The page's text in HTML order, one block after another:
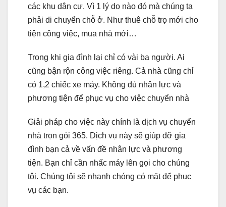
các khu dân cư. Vì 1 lý do nào đó mà chúng ta
phải di chuyển chỗ ở. Như thuê chỗ trọ mới cho
tiện công việc, mua nhà mới…
Trong khi gia đình lại chỉ có vài ba người. Ai
cũng bận rộn công việc riêng. Cả nhà cũng chỉ
có 1,2 chiếc xe máy. Không đủ nhân lực và
phương tiện để phục vụ cho việc chuyển nhà
Giải pháp cho việc này chính là dịch vụ chuyển
nhà trọn gói 365. Dịch vụ này sẽ giúp đỡ gia
đình bạn cả về vấn đề nhân lực và phương
tiện. Bạn chỉ cần nhấc máy lên gọi cho chúng
tôi. Chúng tôi sẽ nhanh chóng có mặt để phục
vụ các bạn.